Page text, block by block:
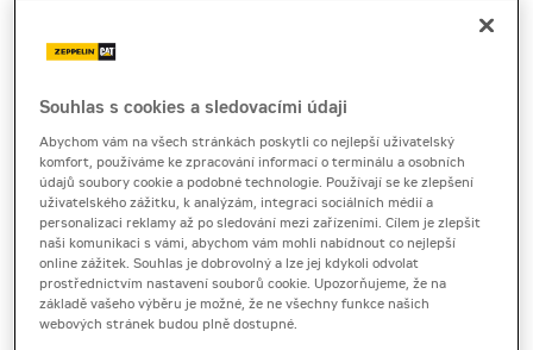
1 - 22 dnů
na dotaz bez DPH
na dotaz s DPH
23 a více dnů
na dotaz bez DPH
Souhlas s cookies a sledovacími údaji
Abychom vám na všech stránkách poskytli co nejlepší uživatelský
komfort, používáme ke zpracování informací o terminálu a osobních
údajů soubory cookie a podobné technologie. Používají se ke zlepšení
uživatelského zážitku, k analýzám, integraci sociálních médií a
personalizaci reklamy až po sledování mezi zařízeními. Cílem je zlepšit
naši komunikaci s vámi, abychom vám mohli nabídnout co nejlepší
online zážitek. Souhlas je dobrovolný a lze jej kdykoli odvolat
prostřednictvím nastavení souborů cookie. Upozorňujeme, že na
základě vašeho výběru je možné, že ne všechny funkce našich
webových stránek budou plně dostupné.